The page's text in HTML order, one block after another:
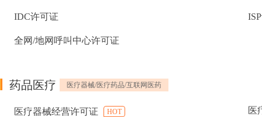
IDC许可证
全网/地网呼叫中心许可证
药品医疗 医疗器械/医疗药品/互联网医药
医疗器械经营许可证 HOT 医